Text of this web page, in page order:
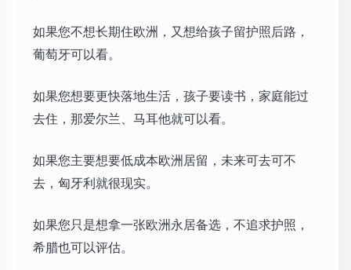
如果您不想长期住欧洲，又想给孩子留护照后路，
葡萄牙可以看。
如果您想要更快落地生活，孩子要读书，家庭能过
去住，那爱尔兰、马耳他就可以看。
如果您主要想要低成本欧洲居留，未来可去可不
去，匈牙利就很现实。
如果您只是想拿一张欧洲永居备选，不追求护照，
希腊也可以评估。